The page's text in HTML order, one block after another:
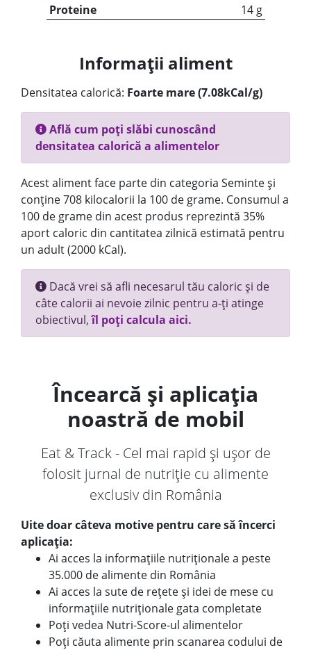
Proteine
14 g
Informații aliment
Densitatea calorică: Foarte mare (7.08kCal/g)
Află cum poți slăbi cunoscând
densitatea calorică a alimentelor
Acest aliment face parte din categoria Seminte și
conține 708 kilocalorii la 100 de grame. Consumul a
100 de grame din acest produs reprezintă 35%
aport caloric din cantitatea zilnică estimată pentru
un adult (2000 kCal).
Dacă vrei să afli necesarul tău caloric și de
câte calorii ai nevoie zilnic pentru a-ți atinge
obiectivul,îl poți calcula aici.
Încearcă și aplicația
noastră de mobil
Eat & Track - Cel mai rapid și ușor de
folosit jurnal de nutriție cu alimente
exclusiv din România
Uite doar câteva motive pentru care să încerci
aplicația:
Ai acces la informațiile nutriționale a peste
35.000 de alimente din România
Ai acces la sute de rețete și idei de mese cu
informațiile nutriționale gata completate
Poți vedea Nutri-Score-ul alimentelor
Poți căuta alimente prin scanarea codului de